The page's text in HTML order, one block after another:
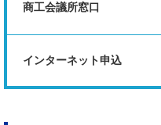
商工会議所窓口
インターネット申込